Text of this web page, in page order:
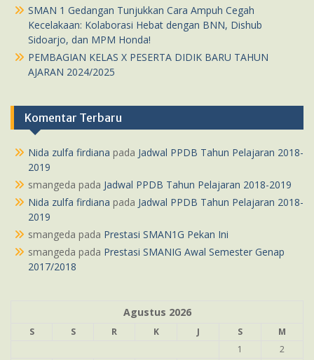
SMAN 1 Gedangan Tunjukkan Cara Ampuh Cegah
Kecelakaan: Kolaborasi Hebat dengan BNN, Dishub
Sidoarjo, dan MPM Honda!
PEMBAGIAN KELAS X PESERTA DIDIK BARU TAHUN
AJARAN 2024/2025
Komentar Terbaru
Nida zulfa firdiana pada Jadwal PPDB Tahun Pelajaran 2018-
2019
smangeda pada Jadwal PPDB Tahun Pelajaran 2018-2019
Nida zulfa firdiana pada Jadwal PPDB Tahun Pelajaran 2018-
2019
smangeda pada Prestasi SMAN1G Pekan Ini
smangeda pada Prestasi SMANIG Awal Semester Genap
2017/2018
Agustus 2026
S S R K J S
M
1
2